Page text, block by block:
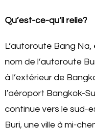
Qu’est-ce-qu’il relie?
L’autoroute Bang
nom de l’autoroute
à l’extérieur de
l’aéroport Bangkok-
continue vers le sud-
Buri, une ville à mi-